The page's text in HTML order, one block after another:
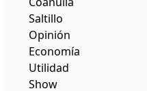
Saltillo
Opinión
Economía
Utilidad
Show